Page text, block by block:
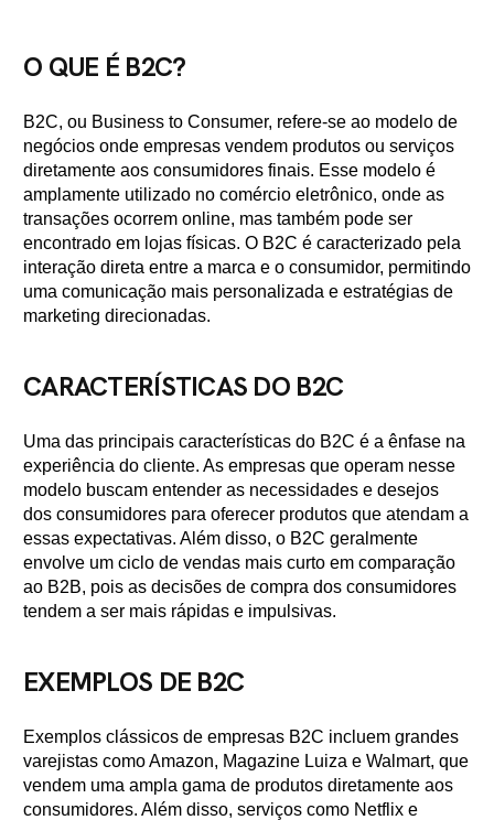
O QUE É B2C?
B2C, ou Business to Consumer, refere-se ao modelo de
negócios onde empresas vendem produtos ou serviços
diretamente aos consumidores finais. Esse modelo é
amplamente utilizado no comércio eletrônico, onde as
transações ocorrem online, mas também pode ser
encontrado em lojas físicas. O B2C é caracterizado pela
interação direta entre a marca e o consumidor, permitindo
uma comunicação mais personalizada e estratégias de
marketing direcionadas.
CARACTERÍSTICAS DO B2C
Uma das principais características do B2C é a ênfase na
experiência do cliente. As empresas que operam nesse
modelo buscam entender as necessidades e desejos
dos consumidores para oferecer produtos que atendam a
essas expectativas. Além disso, o B2C geralmente
envolve um ciclo de vendas mais curto em comparação
ao B2B, pois as decisões de compra dos consumidores
tendem a ser mais rápidas e impulsivas.
EXEMPLOS DE B2C
Exemplos clássicos de empresas B2C incluem grandes
varejistas como Amazon, Magazine Luiza e Walmart, que
vendem uma ampla gama de produtos diretamente aos
consumidores. Além disso, serviços como Netflix e